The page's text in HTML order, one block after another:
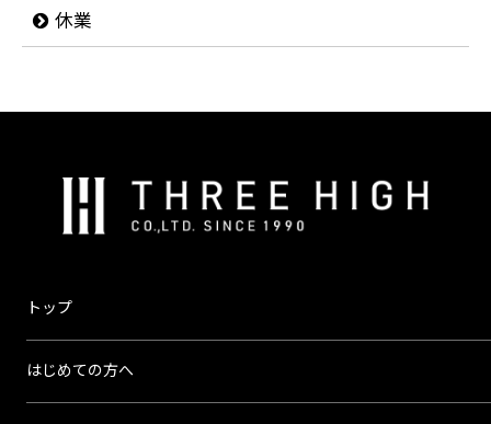
休業
式
ス
ー
ハ
イ
トップ
はじめての方へ